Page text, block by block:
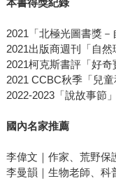
本書得獎紀錄
2021「北極光圖書獎
2021出版商週刊「自
2021柯克斯書評「好
2021 CCBC秋季「兒
2022-2023「說故事節
國內名家推薦
李偉文｜作家、荒野保
李曼韻｜生物老師、科